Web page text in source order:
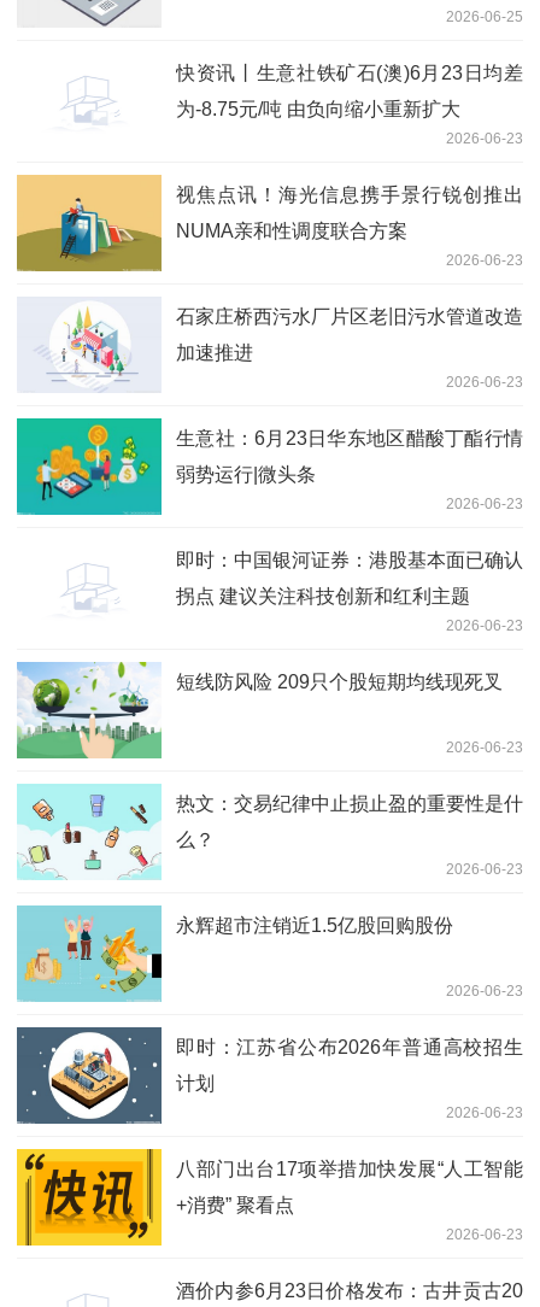
2026-06-25
快资讯丨生意社铁矿石(澳)6月23日均差
为-8.75元/吨 由负向缩小重新扩大
2026-06-23
视焦点讯！海光信息携手景行锐创推出
NUMA亲和性调度联合方案
2026-06-23
石家庄桥西污水厂片区老旧污水管道改造
加速推进
2026-06-23
生意社：6月23日华东地区醋酸丁酯行情
弱势运行|微头条
2026-06-23
即时：中国银河证券：港股基本面已确认
拐点 建议关注科技创新和红利主题
2026-06-23
短线防风险 209只个股短期均线现死叉
2026-06-23
热文：交易纪律中止损止盈的重要性是什
么？
2026-06-23
永辉超市注销近1.5亿股回购股份
2026-06-23
即时：江苏省公布2026年普通高校招生
计划
2026-06-23
八部门出台17项举措加快发展“人工智能
+消费” 聚看点
2026-06-23
酒价内参6月23日价格发布：古井贡古20